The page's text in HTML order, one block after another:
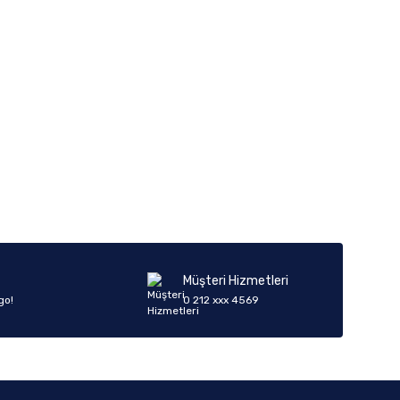
Müşteri Hizmetleri
0 212 xxx 4569